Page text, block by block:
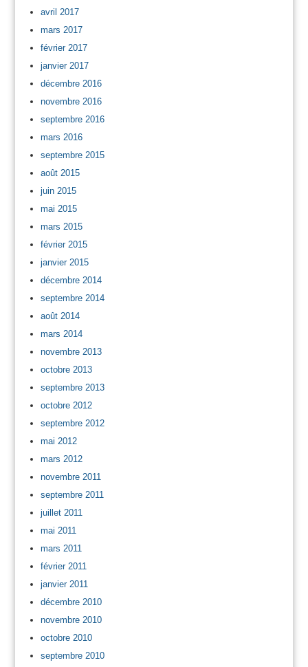
avril 2017
mars 2017
février 2017
janvier 2017
décembre 2016
novembre 2016
septembre 2016
mars 2016
septembre 2015
août 2015
juin 2015
mai 2015
mars 2015
février 2015
janvier 2015
décembre 2014
septembre 2014
août 2014
mars 2014
novembre 2013
octobre 2013
septembre 2013
octobre 2012
septembre 2012
mai 2012
mars 2012
novembre 2011
septembre 2011
juillet 2011
mai 2011
mars 2011
février 2011
janvier 2011
décembre 2010
novembre 2010
octobre 2010
septembre 2010